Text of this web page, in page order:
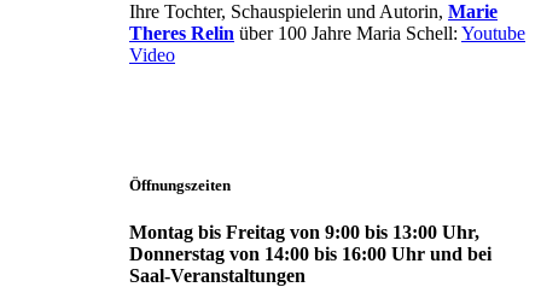
Ihre Tochter, Schauspielerin und Autorin, Marie
Theres Relin über 100 Jahre Maria Schell: Youtube
Video
Öffnungszeiten
Montag bis Freitag von 9:00 bis 13:00 Uhr,
Donnerstag von 14:00 bis 16:00 Uhr und bei
Saal-Veranstaltungen